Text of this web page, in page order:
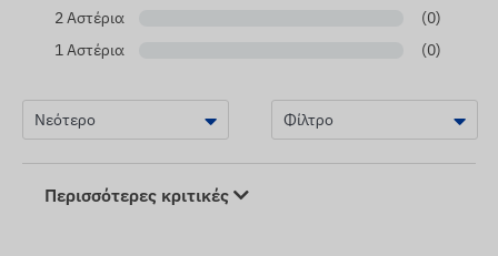
2 Αστέρια
(0)
1 Αστέρια
(0)
Περισσότερες κριτικές